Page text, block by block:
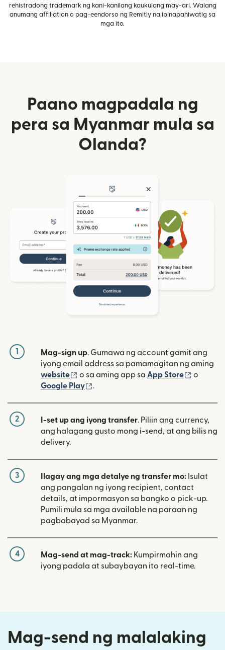
rehistradong trademark ng kani-kanilang kaukulang may-ari. Walang
anumang affiliation o pag-eendorso ng Remitly na ipinapahiwatig sa
mga ito.
Paano magpadala ng
pera sa Myanmar mula sa
Olanda?
1 Mag-sign up. Gumawa ng account gamit ang
iyong email address sa pamamagitan ng aming
website
(bubukas sa bagong window)
o sa aming app sa App Store
o
Google Play
.
2 I-set up ang iyong transfer. Piliin ang currency,
ang halagang gusto mong i-send, at ang bilis ng
delivery.
3 Ilagay ang mga detalye ng transfer mo: Isulat
ang pangalan ng iyong recipient, contact
details, at impormasyon sa bangko o pick-up.
Pumili mula sa mga available na paraan ng
pagbabayad sa Myanmar.
4 Mag-send at mag-track: Kumpirmahin ang
iyong padala at subaybayan ito real-time.
Mag-send ng malalaking